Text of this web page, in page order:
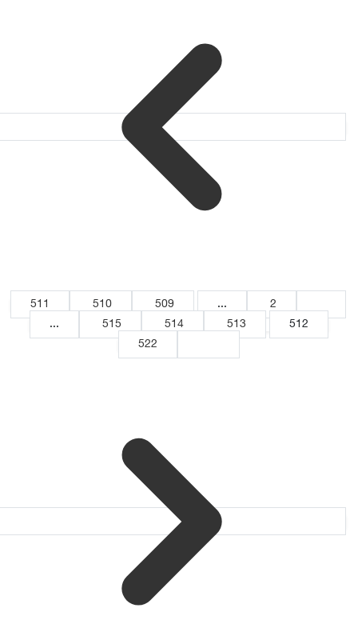
2
...
509
510
511
512
513
514
515
...
522